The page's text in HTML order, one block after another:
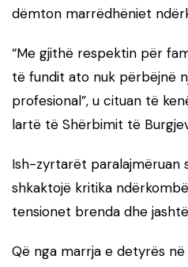
dëmton marrëdhëniet
“Me gjithë respektin për
të fundit ato nuk përbëjnë
profesional”, u cituan të
lartë të Shërbimit të
Ish-zyrtarët paralajmëruan
shkaktojë kritika
tensionet brenda dhe
Që nga marrja e detyrës